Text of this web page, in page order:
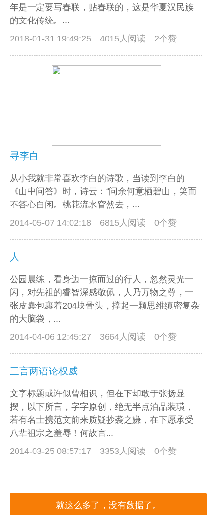
年是一定要写春联，贴春联的，这是华夏汉民族
的文化传统。...
2018-01-31 19:49:25
4015人阅读 2个赞
寻李白
从小我就非常喜欢李白的诗歌，当读到李白的
《山中问答》时，诗云：“问余何意栖碧山，笑而
不答心自闲。桃花流水窅然去，...
2014-05-07 14:02:18
6815人阅读 0个赞
人
公园晨练，看身边一掠而过的行人，忽然灵光一
闪，对先祖的睿智深感敬佩，人乃万物之尊，一
张皮囊包裹着204块骨头，撑起一颗思维缜密复杂
的大脑袋，...
2014-04-06 12:45:27
3664人阅读 0个赞
三言两语论权威
文字标题或许似曾相识，但在下却敢于张扬显
摆，以下所言，字字原创，绝无半点泊品装璜，
若有名士携范文前来质疑抄袭之嫌，在下愿承受
八辈祖宗之羞辱！何故言...
2014-03-25 08:57:17
3353人阅读 0个赞
就这么多了，没有数据了。